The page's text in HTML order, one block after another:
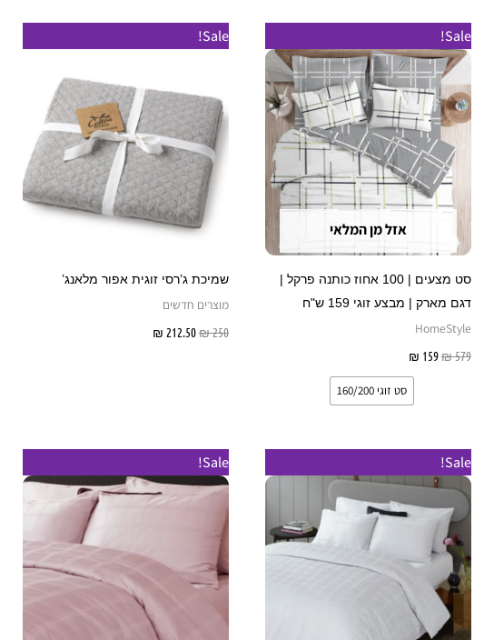
Sale!
אזל מן המלאי
סט מצעים | 100 אחוז כותנה פרקל |
דגם מארק | מבצע זוגי 159 ש"ח
HomeStyle
₪579
המקורי
היה:
₪ 579.
₪ 159
הנוכחי
הוא:
₪ 159.
זה
יש
מספר
סוגים.
ניתן
לבחור
האפשרויות
בעמוד
סט זוגי 160/200
Sale!
שמיכת ג’רסי זוגית אפור מלאנג’
מוצרים חדשים
₪250
₪ 212.50
Sale!
מחירים:
⁦₪ 50⁩
עד
⁦₪ 375⁩
מספר
Sale!
מחירים:
⁦₪ 50⁩
עד
זה
יש
מספר
סוגים.